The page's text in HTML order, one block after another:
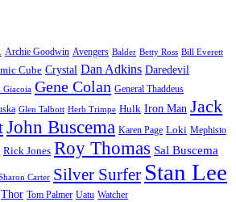
Archie Goodwin Avengers Balder Betty Ross Bill Everett
Cube Crystal Dan Adkins Daredevil
Giacoia Gene Colan General Thaddeus
Glen Talbott Herb Trimpe Hulk Iron Man Jack
John Buscema Karen Page Loki Mephisto
Rick Jones Roy Thomas Sal Buscema
Carter Silver Surfer Stan Lee
Thor Tom Palmer Uatu Watcher